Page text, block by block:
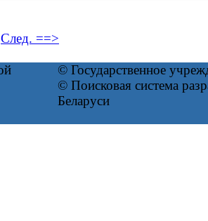
След. ==>
© Государственное
© Поисковая система
Беларуси